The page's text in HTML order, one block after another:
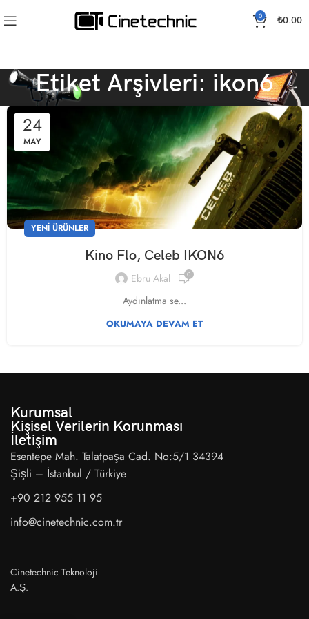
0 ₺0.00
Etiket Arşivleri: ikon6
24
MAY
YENI ÜRÜNLER
Kino Flo, Celeb IKON6
Ebru Akal 0
Aydınlatma se...
OKUMAYA DEVAM ET
Kurumsal
Kişisel Verilerin Korunması
İletişim
Esentepe Mah. Talatpaşa Cad. No:5/1 34394
Şişli – İstanbul / Türkiye
+90 212 955 11 95
info@cinetechnic.com.tr
Cinetechnic Teknoloji
A.Ş.